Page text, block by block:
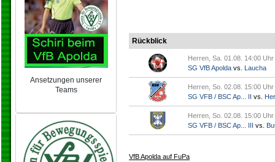
Ansetzungen unserer
Teams
Rückblick
Herren, Sa. 01.08. 14:00 Uhr
SG VfB Apolda vs. Laucha
Herren, So. 02.08. 15:00 Uhr
SG VFB / BSC Ap... II vs.
Herren, So. 02.08. 15:00 Uhr
SG VFB / BSC Ap... III vs.
VfB Apolda auf FuPa